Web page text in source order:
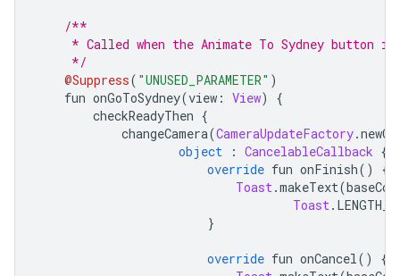
/**
* Called when the Animate To Sydney button
*/
@Suppress( "UNUSED_PARAMETER" )
fun onGoToSydney(view : View)
{
checkReadyThen {
changeCamera(CameraUpdateFactory.
object
: CancelableCallback {
override fun onFinish()
{
Toast.makeText(
Toast.
}
override fun onCancel()
{